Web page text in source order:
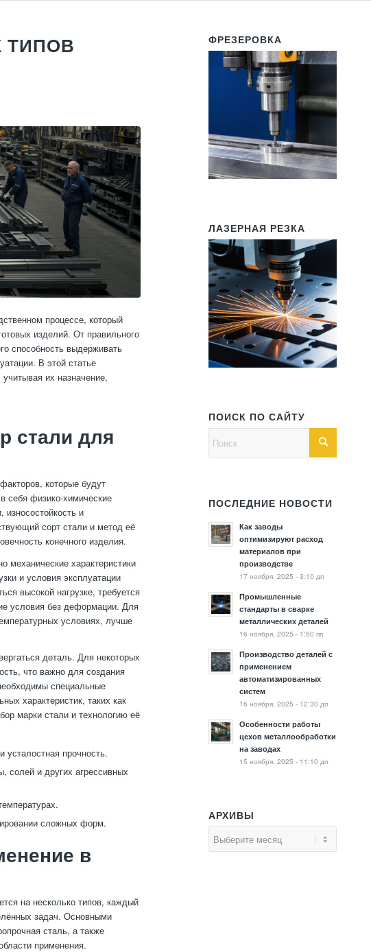
ТИПОВ
процессе, который
изделий. От правильного
способность выдерживать
В этой статье
их назначение,
стали для
которые будут
себя физико-химические
износостойкость и
сорт стали и метод её
конечного изделия.
механические характеристики
и условия эксплуатации
высокой нагрузке, требуется
условия без деформации. Для
условиях, лучше
деталь. Для некоторых
что важно для создания
специальные
характеристик, таких как
марки стали и технологию её
усталостная прочность.
солей и других агрессивных
сложных форм.
в
на несколько типов, каждый
задач. Основными
сталь, а также
применения.
ФРЕЗЕРОВКА
ЛАЗЕРНАЯ РЕЗКА
ПОИСК ПО САЙТУ
ПОСЛЕДНИЕ НОВОСТИ
Как заводы
оптимизируют расход
материалов при
производстве
17 ноября, 2025 - 3:10 дп
Промышленные
стандарты в сварке
металлических деталей
16 ноября, 2025 - 1:50 пп
Производство деталей с
применением
автоматизированных
систем
16 ноября, 2025 - 12:30 дп
Особенности работы
цехов металлообработки
на заводах
15 ноября, 2025 - 11:10 дп
АРХИВЫ